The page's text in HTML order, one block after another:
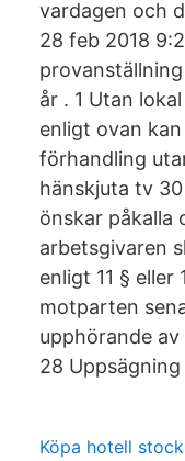
vardagen och
28 feb 2018
år . 1 Utan
enligt ovan
förhandling
hänskjuta tv 30
önskar påkalla
arbetsgivaren
enligt 11 § eller
motparten
upphörande av
28
Köpa hotell